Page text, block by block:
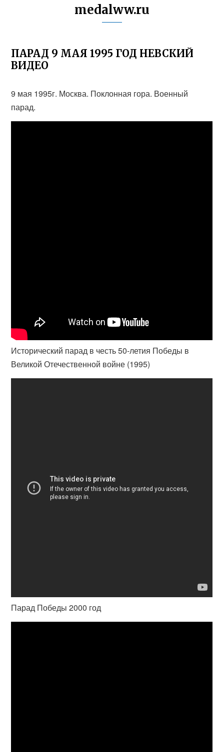
medalww.ru
ПАРАД 9 МАЯ 1995 ГОД НЕВСКИЙ
ВИДЕО
9 мая 1995г. Москва. Поклонная гора. Военный
парад.
Исторический парад в честь 50-летия Победы в
Великой Отечественной войне (1995)
Парад Победы 2000 год